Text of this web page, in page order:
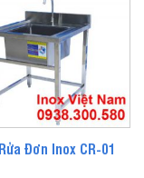
Đơn Inox CR-01